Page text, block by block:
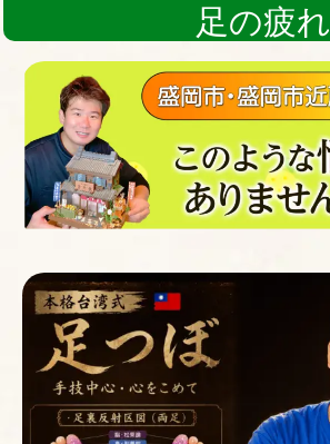
足の疲れ